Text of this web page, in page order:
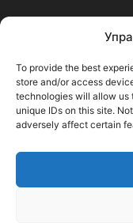
To provide the best
store and/or access
technologies will allow us
unique IDs on this site.
adversely affect certain
PlovdivDerby.com е
Свържи се с